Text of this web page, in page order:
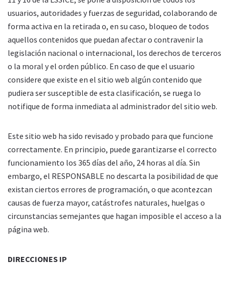
usuarios, autoridades y fuerzas de seguridad, colaborando de
forma activa en la retirada o, en su caso, bloqueo de todos
aquellos contenidos que puedan afectar o contravenir la
legislación nacional o internacional, los derechos de terceros
o la moral y el orden público. En caso de que el usuario
considere que existe en el sitio web algún contenido que
pudiera ser susceptible de esta clasificación, se ruega lo
notifique de forma inmediata al administrador del sitio web.
Este sitio web ha sido revisado y probado para que funcione
correctamente. En principio, puede garantizarse el correcto
funcionamiento los 365 días del año, 24 horas al día. Sin
embargo, el RESPONSABLE no descarta la posibilidad de que
existan ciertos errores de programación, o que acontezcan
causas de fuerza mayor, catástrofes naturales, huelgas o
circunstancias semejantes que hagan imposible el acceso a la
página web.
DIRECCIONES IP